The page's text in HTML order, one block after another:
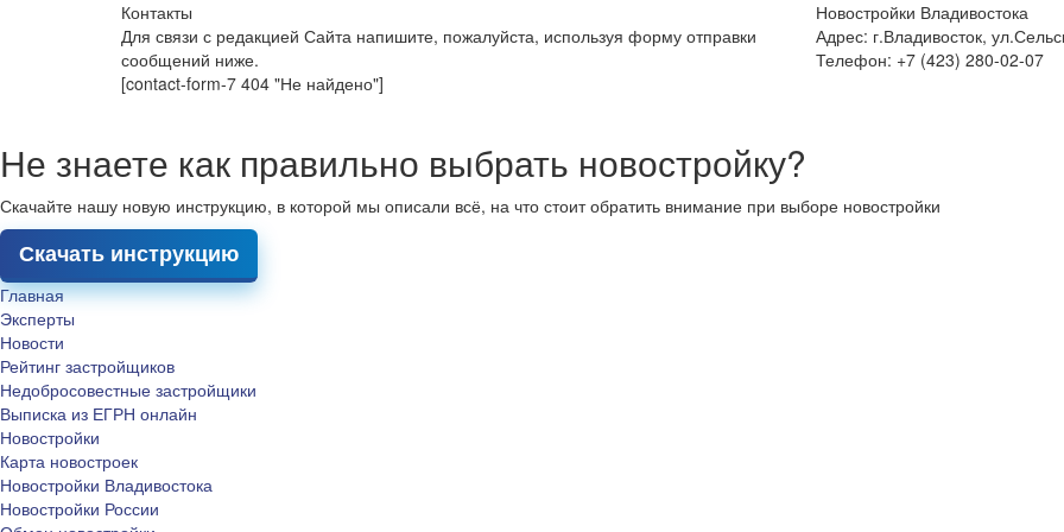
Контакты
Для связи с редакцией Сайта напишите, пожалуйста, используя форму отправки
сообщений ниже.
[contact-form-7 404 "Не найдено"]
Новостройки Владивостока
Адрес: г.Владивосток,
Телефон: +7 (423) 280-02-07
Не знаете как правильно выбрать новостройку?
Скачайте нашу новую инструкцию, в которой мы описали всё, на что стоит обратить внимание при выборе новостройки
Скачать инструкцию
Главная
Эксперты
Новости
Рейтинг застройщиков
Недобросовестные застройщики
Выписка из ЕГРН онлайн
Новостройки
Карта новостроек
Новостройки Владивостока
Новостройки России